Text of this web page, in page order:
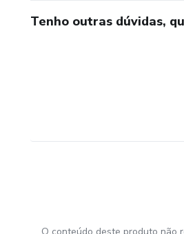
Tenho outras dúvidas,